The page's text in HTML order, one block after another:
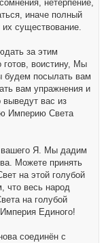
нетерпение,
иначе полный
их существование.
за этим
готов, воистину, Мы
посылать вам
вам упражнения и
выведут вас из
Империю Света
вашего Я. Мы дадим
Можете принять
на этой голубой
что весь народ
на голубой
Единого!
соединён с